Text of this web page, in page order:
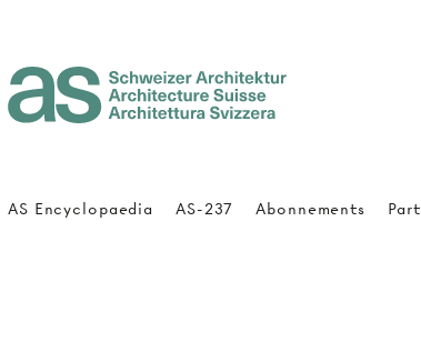
AS Encyclopaedia AS-237 Abonnements